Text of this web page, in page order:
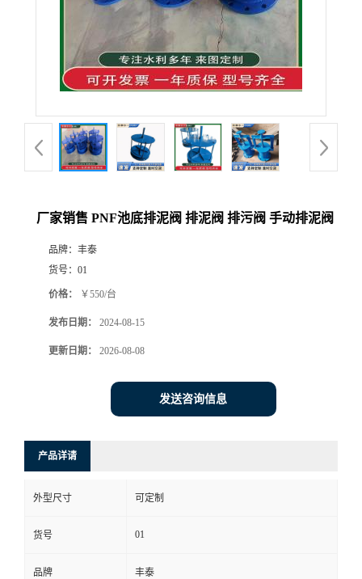
厂家销售 PNF池底排泥阀 排泥阀 排污阀 手动排泥阀
品牌： 丰泰
货号： 01
价格： ￥550/台
发布日期： 2024-08-15
更新日期： 2026-08-08
发送咨询信息
产品详请
外型尺寸 可定制
货号 01
品牌 丰泰